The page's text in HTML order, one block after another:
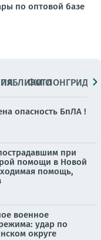
по оптовой базе
ПАБЛИКИ
ФОТОЛОНГРИДЫ
опасность БпЛА !
при
помощи в Новой
помощь,
военное
удар по
округе